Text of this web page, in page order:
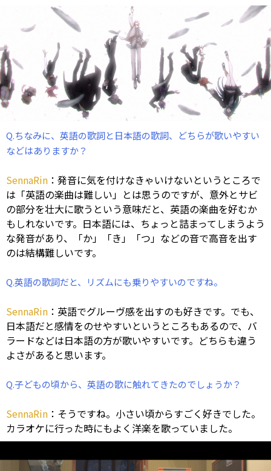
Q.ちなみに、英語の歌詞と日本語の歌詞、どちらが歌いやすい
などはありますか？
SennaRin ：発音に気を付けなきゃいけないというところで
は「英語の楽曲は難しい」とは思うのですが、意外とサビ
の部分を壮大に歌うという意味だと、英語の楽曲を好むか
もしれないです。日本語には、ちょっと詰まってしまうよう
な発音があり、「か」「き」「つ」などの音で高音を出す
のは結構難しいです。
Q.英語の歌詞だと、リズムにも乗りやすいのですね。
SennaRin ：英語でグルーヴ感を出すのも好きです。でも、
日本語だと感情をのせやすいというところもあるので、バ
ラードなどは日本語の方が歌いやすいです。どちらも違う
よさがあると思います。
Q.子どもの頃から、英語の歌に触れてきたのでしょうか？
SennaRin ：そうですね。小さい頃からすごく好きでした。
カラオケに行った時にもよく洋楽を歌っていました。